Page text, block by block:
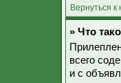
Вернуться к
» Что
всего
и с